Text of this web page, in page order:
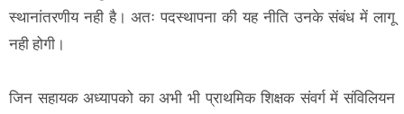
स्थानांतरणीय नही है। अतः पदस्थापना की यह नीति उनके संबंध में लागू
नही होगी।
जिन सहायक अध्यापको का अभी भी प्राथमिक शिक्षक संवर्ग में संविलियन